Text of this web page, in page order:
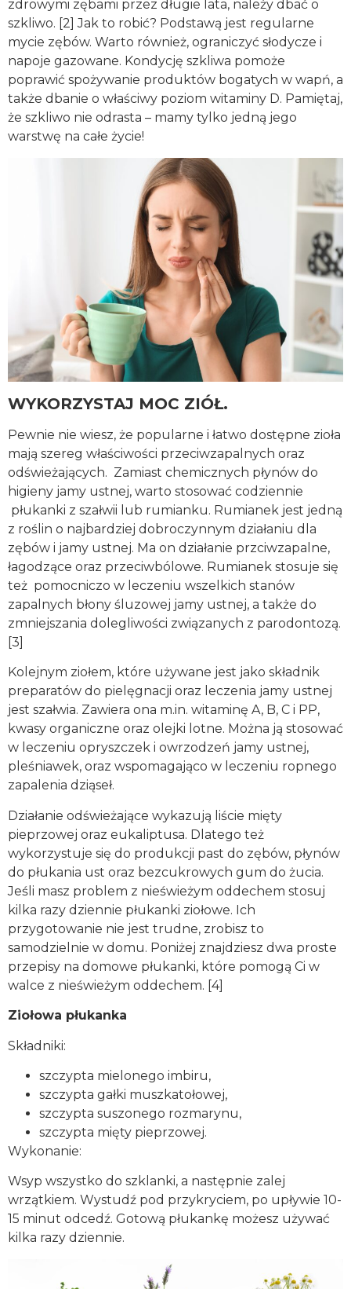
zdrowymi zębami przez długie lata, należy dbać o
szkliwo. [2] Jak to robić? Podstawą jest regularne
mycie zębów. Warto również, ograniczyć słodycze i
napoje gazowane. Kondycję szkliwa pomoże
poprawić spożywanie produktów bogatych w wapń, a
także dbanie o właściwy poziom witaminy D. Pamiętaj,
że szkliwo nie odrasta – mamy tylko jedną jego
warstwę na całe życie!
WYKORZYSTAJ MOC ZIÓŁ.
Pewnie nie wiesz, że popularne i łatwo dostępne zioła
mają szereg właściwości przeciwzapalnych oraz
odświeżających. Zamiast chemicznych płynów do
higieny jamy ustnej, warto stosować codziennie
płukanki z szałwii lub rumianku. Rumianek jest jedną
z roślin o najbardziej dobroczynnym działaniu dla
zębów i jamy ustnej. Ma on działanie przciwzapalne,
łagodzące oraz przeciwbólowe. Rumianek stosuje się
też pomocniczo w leczeniu wszelkich stanów
zapalnych błony śluzowej jamy ustnej, a także do
zmniejszania dolegliwości związanych z parodontozą.
[3]
Kolejnym ziołem, które używane jest jako składnik
preparatów do pielęgnacji oraz leczenia jamy ustnej
jest szałwia. Zawiera ona m.in. witaminę A, B, C i PP,
kwasy organiczne oraz olejki lotne. Można ją stosować
w leczeniu opryszczek i owrzodzeń jamy ustnej,
pleśniawek, oraz wspomagająco w leczeniu ropnego
zapalenia dziąseł.
Działanie odświeżające wykazują liście mięty
pieprzowej oraz eukaliptusa. Dlatego też
wykorzystuje się do produkcji past do zębów, płynów
do płukania ust oraz bezcukrowych gum do żucia.
Jeśli masz problem z nieświeżym oddechem stosuj
kilka razy dziennie płukanki ziołowe. Ich
przygotowanie nie jest trudne, zrobisz to
samodzielnie w domu. Poniżej znajdziesz dwa proste
przepisy na domowe płukanki, które pomogą Ci w
walce z nieświeżym oddechem. [4]
Ziołowa płukanka
Składniki:
szczypta mielonego imbiru,
szczypta gałki muszkatołowej,
szczypta suszonego rozmarynu,
szczypta mięty pieprzowej.
Wykonanie:
Wsyp wszystko do szklanki, a następnie zalej
wrzątkiem. Wystudź pod przykryciem, po upływie 10-
15 minut odcedź. Gotową płukankę możesz używać
kilka razy dziennie.